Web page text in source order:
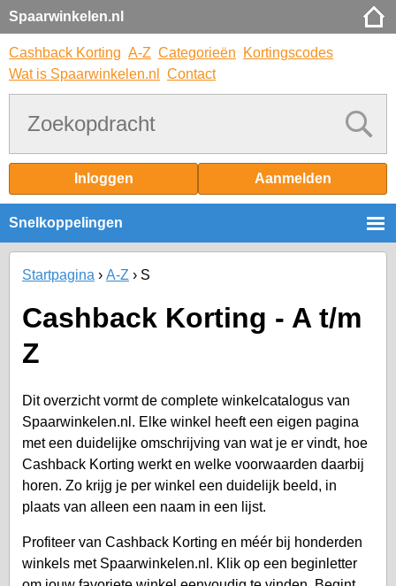
Spaarwinkelen.nl
Cashback Korting A-Z Categorieën
Kortingscodes
Wat is Spaarwinkelen.nl
Contact
Inloggen Aanmelden
Snelkoppelingen
Startpagina A-Z S
Cashback Korting - A t/m
Z
Dit overzicht vormt de complete winkelcatalogus van
Spaarwinkelen.nl. Elke winkel heeft een eigen pagina
met een duidelijke omschrijving van wat je er vindt, hoe
Cashback Korting werkt en welke voorwaarden daarbij
horen. Zo krijg je per winkel een duidelijk beeld, in
plaats van alleen een naam in een lijst.
Profiteer van Cashback Korting en méér bij honderden
winkels met Spaarwinkelen.nl. Klik op een beginletter